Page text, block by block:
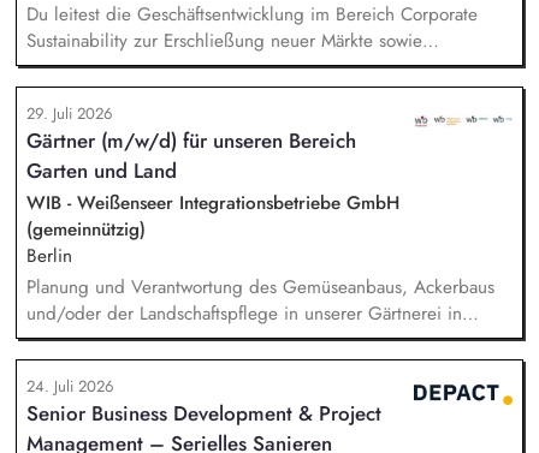
Du leitest die Geschäftsentwicklung im Bereich Corporate
Sustainability zur Erschließung neuer Märkte sowie
Entwicklung von Geschäftsmodellen. Dabei arbeitest du eng
mit einem bestehenden Team zusammen und entwickelst
dieses gemeinsam mit erfahrenen Projektleiter*innen weiter.
Zu Deinen Aufgaben gehören vor allem:
Strategieentwicklung: Entwurf und Umsetzung von
Wachstumsstrategie und Geschäftsmodellen, Trendanalysen:
Frühzeitige Identifikation von Branchen- und
Regulatoriktrends, Partnermanagement: Aufbau von
strategischen Partnerschaften, Kooperationen und
Netzwerken, Akquisition von Aufträgen, Neukunden und
Projekten.
29. Juli 2026
Gärtner (m/w/d) für unseren Bereich
Garten und Land
WIB - Weißenseer Integrationsbetriebe GmbH
(gemeinnützig)
Berlin
Planung und Verantwortung des Gemüseanbaus, Ackerbaus
und/oder der Landschaftspflege in unserer Gärtnerei in
Berlin-Malchow, Umsetzung eines zertifizierten Bio-Anbaus,
fachliche Anleitung und Unterstützung der Teilnehmenden
und Beschäftigten, Organisation der Arbeitsabläufe und einer
zweckmäßigen Arbeitsplatzgestaltung, Überwachung der
Einhaltung von Gesundheits-, Arbeitsschutz- und
24. Juli 2026
Senior Business Development & Project
Management – Serielles Sanieren